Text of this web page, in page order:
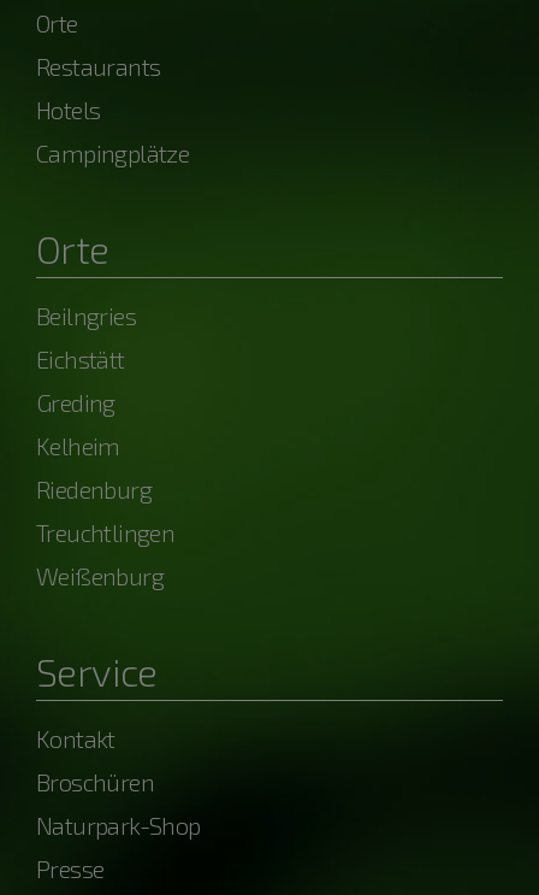
Orte
Restaurants
Hotels
Campingplätze
Orte
Beilngries
Eichstätt
Greding
Kelheim
Riedenburg
Treuchtlingen
Weißenburg
Service
Kontakt
Broschüren
Naturpark-Shop
Presse